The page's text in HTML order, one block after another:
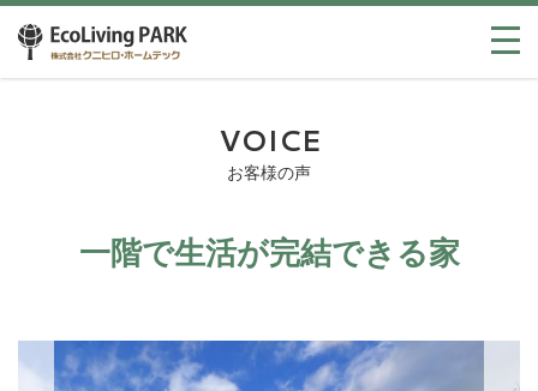
VOICE
お客様の声
一階で生活が完結できる家